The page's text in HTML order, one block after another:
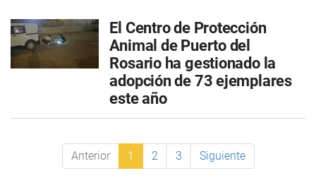
El Centro de Protección
Animal de Puerto del
Rosario ha gestionado la
adopción de 73 ejemplares
este año
Anterior 1 2 3 Siguiente